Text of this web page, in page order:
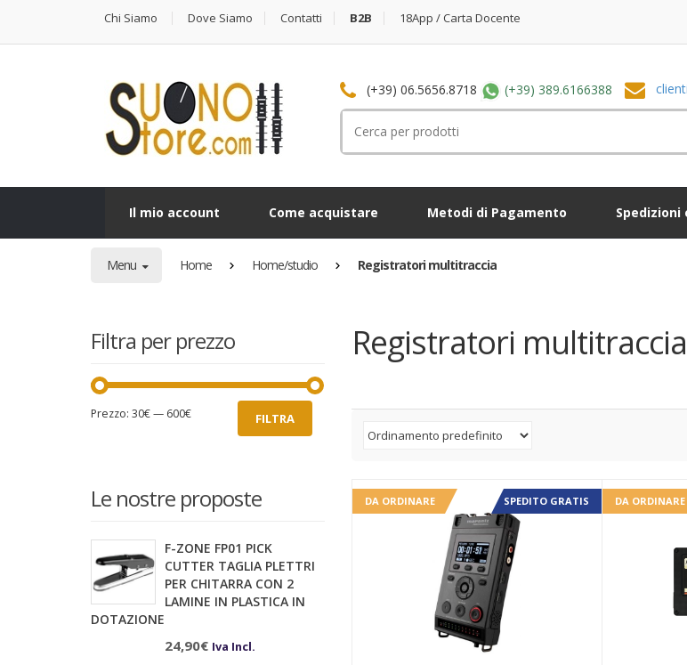
Chi Siamo Dove Siamo Contatti B2B 18App / Carta Docente
(+39) 06.5656.8718 (+39) 389.6166388
per:
Il mio account Come acquistare Metodi di Pagamento Spedizioni
Menu Home Home/studio Registratori multitraccia
Registratori multitraccia
DA ORDINARE SPEDITO GRATIS DA ORDINARE
Filtra per prezzo
Prezzo
Prezzo
FILTRA
Prezzo: 30€— 600€
Le nostre proposte
F-ZONE FP01 PICK
CUTTER TAGLIA PLETTRI
PER CHITARRA CON 2
LAMINE IN PLASTICA IN
DOTAZIONE
24,90€ Iva Incl.